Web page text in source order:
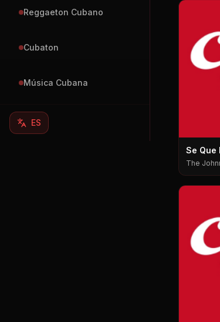
Reggaeton Cubano
Cubaton
Música Cubana
ES
Se Que
The